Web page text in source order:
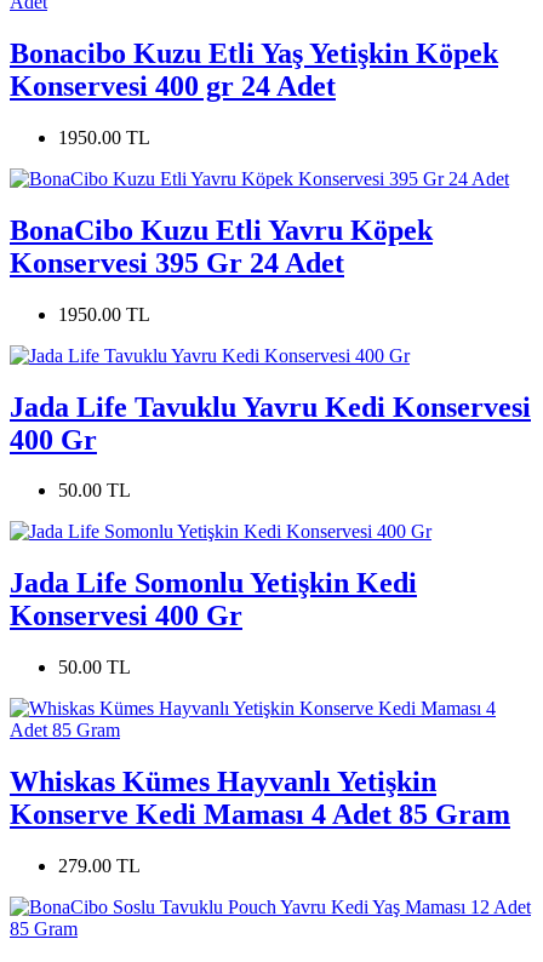
Bonacibo Kuzu Etli Yaş Yetişkin Köpek
Konservesi 400 gr 24 Adet
1950.00 TL
BonaCibo Kuzu Etli Yavru Köpek
Konservesi 395 Gr 24 Adet
1950.00 TL
Jada Life Tavuklu Yavru Kedi Konservesi
400 Gr
50.00 TL
Jada Life Somonlu Yetişkin Kedi
Konservesi 400 Gr
50.00 TL
Whiskas Kümes Hayvanlı Yetişkin
Konserve Kedi Maması 4 Adet 85 Gram
279.00 TL